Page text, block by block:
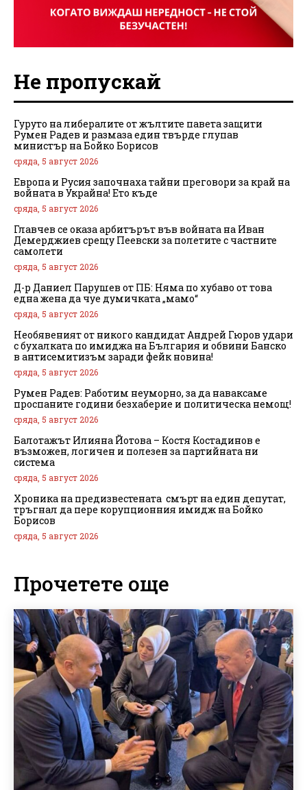
Не пропускай
Гуруто на либералите от жълтите павета защити
Румен Радев и размаза един твърде глупав
министър на Бойко Борисов
сряда, 5 август 2026
Европа и Русия започнаха тайни преговори за край на
войната в Украйна! Ето къде
сряда, 5 август 2026
Главчев се оказа арбитърът във войната на Иван
Демерджиев срещу Пеевски за полетите с частните
самолети
сряда, 5 август 2026
Д-р Даниел Парушев от ПБ: Няма по хубаво от това
една жена да чуе думичката „мамо“
сряда, 5 август 2026
Необявеният от никого кандидат Андрей Гюров удари
с бухалката по имиджа на България и обвини Банско
в антисемитизъм заради фейк новина!
сряда, 5 август 2026
Румен Радев: Работим неуморно, за да наваксаме
проспаните години безхаберие и политическа немощ!
сряда, 5 август 2026
Балотажът Илияна Йотова – Костя Костадинов е
възможен, логичен и полезен за партийната ни
система
сряда, 5 август 2026
Хроника на предизвестената смърт на един депутат,
тръгнал да пере корупционния имидж на Бойко
Борисов
сряда, 5 август 2026
Прочетете още